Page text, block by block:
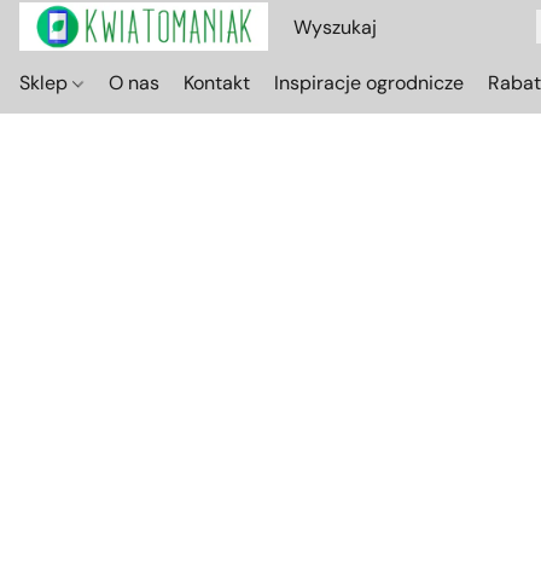
Sklep O nas Kontakt Inspiracje ogrodnicze